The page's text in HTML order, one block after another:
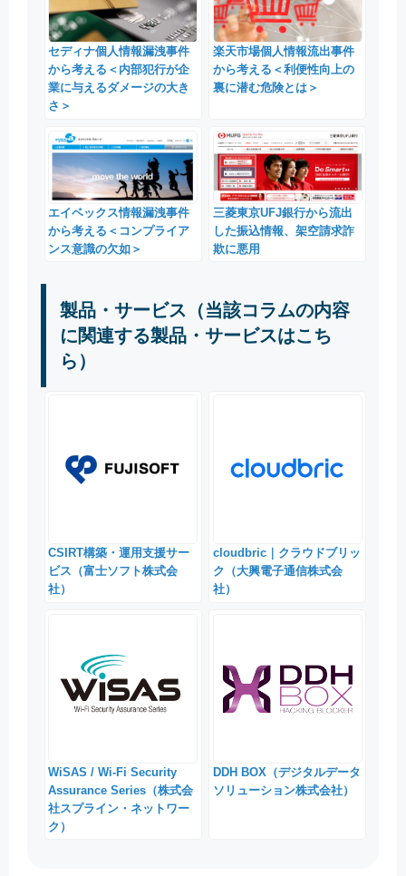
セディナ個人情報漏洩事件
から考える＜内部犯行が企
業に与えるダメージの大き
さ＞
楽天市場個人情報流出事件
から考える＜利便性向上の
裏に潜む危険とは＞
エイベックス情報漏洩事件
から考える＜コンプライア
ンス意識の欠如＞
三菱東京UFJ銀行から流出
した振込情報、架空請求詐
欺に悪用
製品・サービス（当該コラムの内容
に関連する製品・サービスはこち
ら）
CSIRT構築・運用支援サー
ビス（富士ソフト株式会
社）
cloudbric｜クラウドブリッ
ク（大興電子通信株式会
社）
WiSAS / Wi-Fi Security
Assurance Series（株式会
社スプライン・ネットワー
ク）
DDH BOX（デジタルデータ
ソリューション株式会社）